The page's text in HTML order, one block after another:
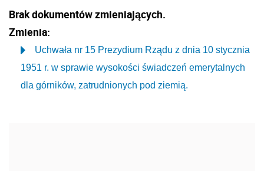
Brak dokumentów zmieniających.
Zmienia:
Uchwała nr 15 Prezydium Rządu z dnia 10 stycznia
1951 r. w sprawie wysokości świadczeń emerytalnych
dla górników, zatrudnionych pod ziemią.